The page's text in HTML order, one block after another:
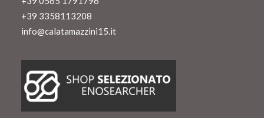
+39 3358113208
info@calatamazzini15.it